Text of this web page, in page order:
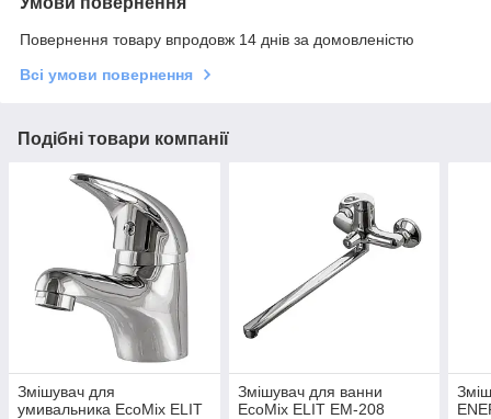
Повернення товару впродовж 14 днів за домовленістю
Всі умови повернення
Подібні товари компанії
Змішувач для
умивальника EcoMix ELIT
Змішувач для ванни
EcoMix ELIT EM-208